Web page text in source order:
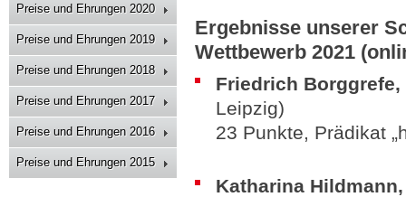
Preise und Ehrungen 2020
Preise und Ehrungen 2019
Preise und Ehrungen 2018
Preise und Ehrungen 2017
Preise und Ehrungen 2016
Preise und Ehrungen 2015
Ergebnisse unserer
Wettbewerb 2021
Friedrich
Leipzig)
23 Punkte, Prädikat
Katharina